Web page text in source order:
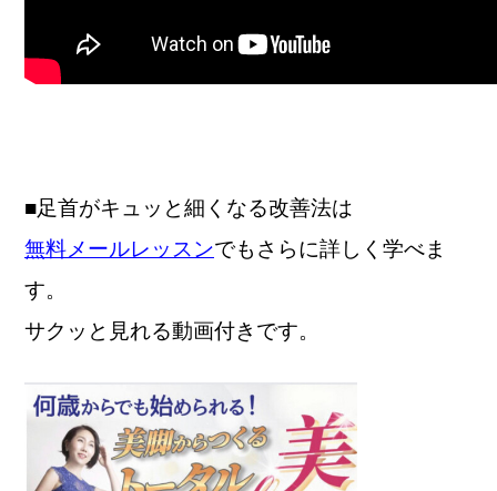
■足首がキュッと細くなる改善法は
無料メールレッスンでもさらに詳しく学べま
す。
サクッと見れる動画付きです。